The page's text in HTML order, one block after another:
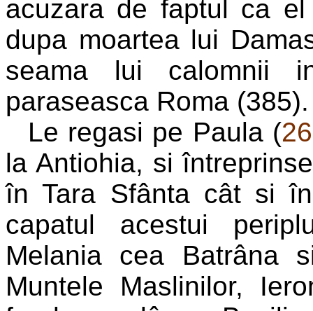
acuzara de faptul ca
dupa moartea lui
seama lui calomnii
paraseasca Roma (385).
Le regasi pe Paula (
la Antiohia, si
în Tara Sfânta cât si
capatul acestui
Melania cea Batrâna
Muntele Maslinilor,